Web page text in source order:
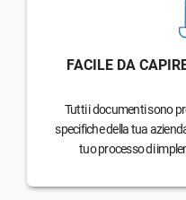
FACILE DA
Tutti i documenti sono
specifiche della tua
tuo processo di